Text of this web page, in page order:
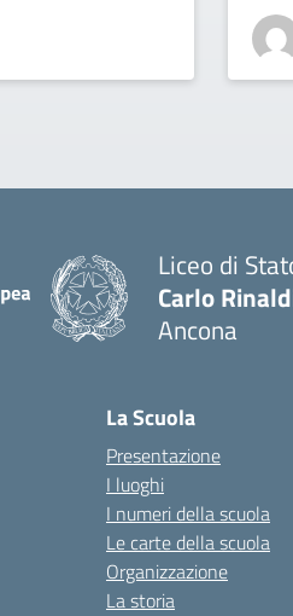
Liceo di
Carlo
Ancona
La Scuola
Presentazione
I luoghi
I numeri della scuola
Le carte della scuola
Organizzazione
La storia